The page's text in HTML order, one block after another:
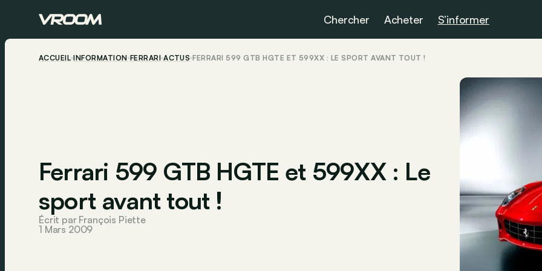
Chercher Acheter S’informer
ACCUEIL INFORMATION FERRARI ACTUS FERRARI 599 GTB HGTE ET 599XX : LE SPORT AVANT TOUT !
Ferrari 599 GTB HGTE et 599XX : Le
sport avant tout !
Écrit par François Piette
1 Mars 2009